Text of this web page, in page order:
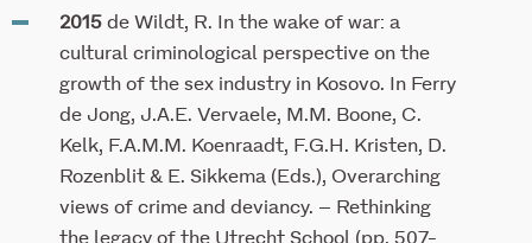
2015 de Wildt, R. In the wake of war: a
cultural criminological perspective on the
growth of the sex industry in Kosovo. In Ferry
de Jong, J.A.E. Vervaele, M.M. Boone, C.
Kelk, F.A.M.M. Koenraadt, F.G.H. Kristen, D.
Rozenblit & E. Sikkema (Eds.), Overarching
views of crime and deviancy. – Rethinking
the legacy of the Utrecht School (pp. 507-